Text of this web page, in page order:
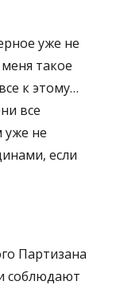
уже не
такое
к этому…
все
уже не
если
Партизана
соблюдают